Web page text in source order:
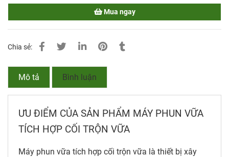
Mua ngay
Chia sẻ:
Mô tả Bình luận
ƯU ĐIỂM CỦA SẢN PHẨM MÁY PHUN VỮA
TÍCH HỢP CỐI TRỘN VỮA
Máy phun vữa tích hợp cối trộn vữa là thiết bị xây